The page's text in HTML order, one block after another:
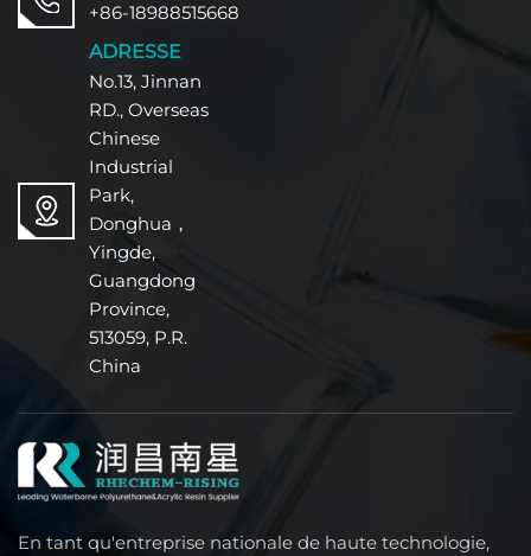
+86-18988515668
ADRESSE
No.13, Jinnan
RD., Overseas
Chinese
Industrial
Park,
Donghua，
Yingde,
Guangdong
Province,
513059, P.R.
China
En tant qu'entreprise nationale de haute technologie,